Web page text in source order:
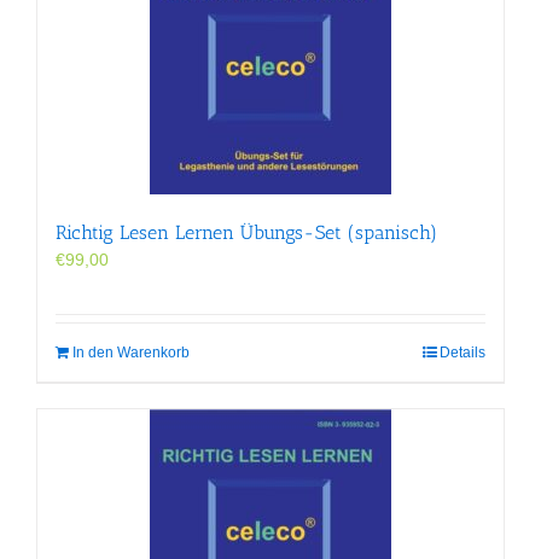
Richtig Lesen Lernen Übungs-Set (spanisch)
€99,00
In den Warenkorb Details